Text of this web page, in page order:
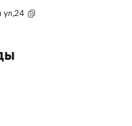
ул,24